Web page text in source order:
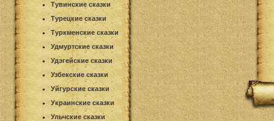
Тувинские сказки
Турецкие сказки
Туркменские сказки
Удмуртские сказки
Удэгейские сказки
Узбекские сказки
Уйгурские сказки
Украинские сказки
Ульчские сказки